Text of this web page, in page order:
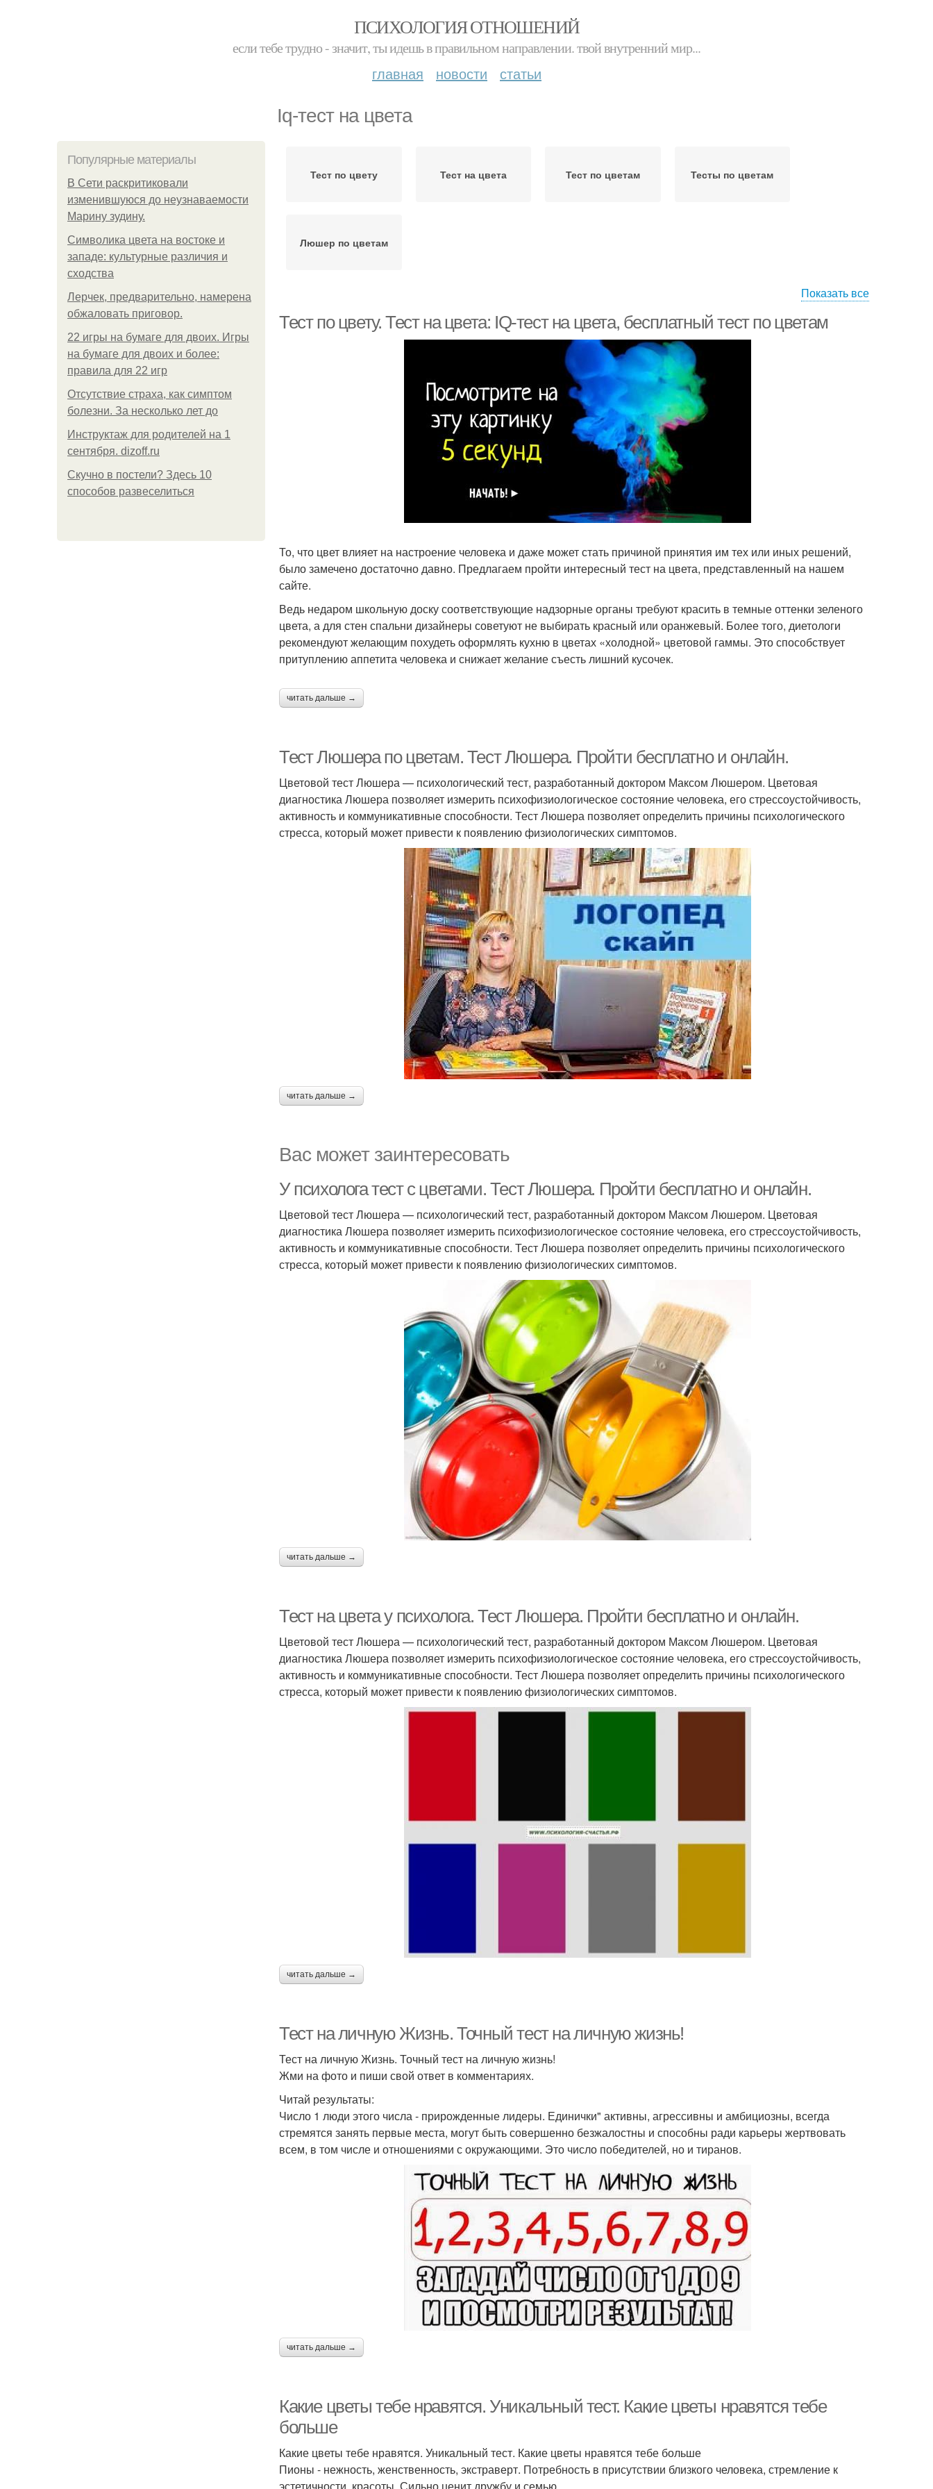
ПСИХОЛОГИЯ ОТНОШЕНИЙ
если тебе трудно - значит, ты идешь в правильном направлении. твой внутренний мир...
главная новости статьи
Iq-тест на цвета
Популярные материалы
В Сети раскритиковали
изменившуюся до неузнаваемости
Марину зудину.
Символика цвета на востоке и
западе: культурные различия и
сходства
Лерчек, предварительно, намерена
обжаловать приговор.
22 игры на бумаге для двоих. Игры
на бумаге для двоих и более:
правила для 22 игр
Отсутствие страха, как симптом
болезни. За несколько лет до
Инструктаж для родителей на 1
сентября. dizoff.ru
Скучно в постели? Здесь 10
способов развеселиться
Тест по цвету Тест на цвета Тест по цветам Тесты по цветам
Люшер по цветам
Показать все
Тест по цвету. Тест на цвета: IQ-тест на цвета, бесплатный тест по цветам
То, что цвет влияет на настроение человека и даже может стать причиной принятия им тех или иных решений,
было замечено достаточно давно. Предлагаем пройти интересный тест на цвета, представленный на нашем
сайте.
Ведь недаром школьную доску соответствующие надзорные органы требуют красить в темные оттенки зеленого
цвета, а для стен спальни дизайнеры советуют не выбирать красный или оранжевый. Более того, диетологи
рекомендуют желающим похудеть оформлять кухню в цветах «холодной» цветовой гаммы. Это способствует
притуплению аппетита человека и снижает желание съесть лишний кусочек.
читать дальше →
Тест Люшера по цветам. Тест Люшера. Пройти бесплатно и онлайн.
Цветовой тест Люшера — психологический тест, разработанный доктором Максом Люшером. Цветовая
диагностика Люшера позволяет измерить психофизиологическое состояние человека, его стрессоустойчивость,
активность и коммуникативные способности. Тест Люшера позволяет определить причины психологического
стресса, который может привести к появлению физиологических симптомов.
читать дальше →
Вас может заинтересовать
У психолога тест с цветами. Тест Люшера. Пройти бесплатно и онлайн.
Цветовой тест Люшера — психологический тест, разработанный доктором Максом Люшером. Цветовая
диагностика Люшера позволяет измерить психофизиологическое состояние человека, его стрессоустойчивость,
активность и коммуникативные способности. Тест Люшера позволяет определить причины психологического
стресса, который может привести к появлению физиологических симптомов.
читать дальше →
Тест на цвета у психолога. Тест Люшера. Пройти бесплатно и онлайн.
Цветовой тест Люшера — психологический тест, разработанный доктором Максом Люшером. Цветовая
диагностика Люшера позволяет измерить психофизиологическое состояние человека, его стрессоустойчивость,
активность и коммуникативные способности. Тест Люшера позволяет определить причины психологического
стресса, который может привести к появлению физиологических симптомов.
читать дальше →
Тест на личную Жизнь. Точный тест на личную жизнь!
Тест на личную Жизнь. Точный тест на личную жизнь!
Жми на фото и пиши свой ответ в комментариях.
Читай результаты:
Число 1 люди этого числа - прирожденные лидеры. Единички" активны, агрессивны и амбициозны, всегда
стремятся занять первые места, могут быть совершенно безжалостны и способны ради карьеры жертвовать
всем, в том числе и отношениями с окружающими. Это число победителей, но и тиранов.
читать дальше →
Какие цветы тебе нравятся. Уникальный тест. Какие цветы нравятся тебе
больше
Какие цветы тебе нравятся. Уникальный тест. Какие цветы нравятся тебе больше
Пионы - нежность, женственность, экстраверт. Потребность в присутствии близкого человека, стремление к